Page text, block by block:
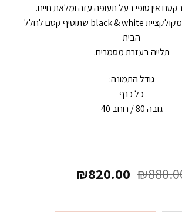
אין סופי בעל תעופה עזה ומלאת חיים.
יצירה זו היא חלק מקולקציית black & white שתוסיף קסם לחלל
הבית
תלייה בעזרת מסמרים.
גודל התמונה:
כל כנף
גובה 80 / רוחב 40
₪
₪820.00